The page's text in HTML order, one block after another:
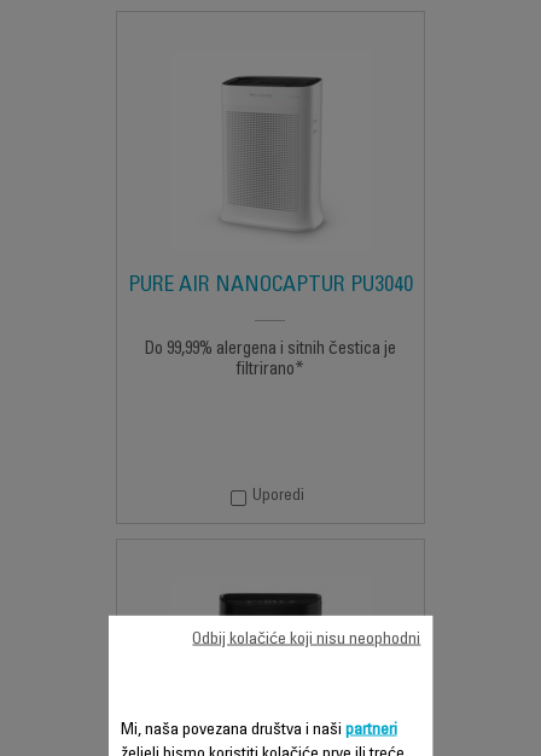
PURE AIR NANOCAPTUR PU3040
Do 99,99% alergena i sitnih čestica je
filtrirano*
Uporedi
Mi, naša povezana društva i naši partneri
Odbij kolačiće koji nisu neophodni